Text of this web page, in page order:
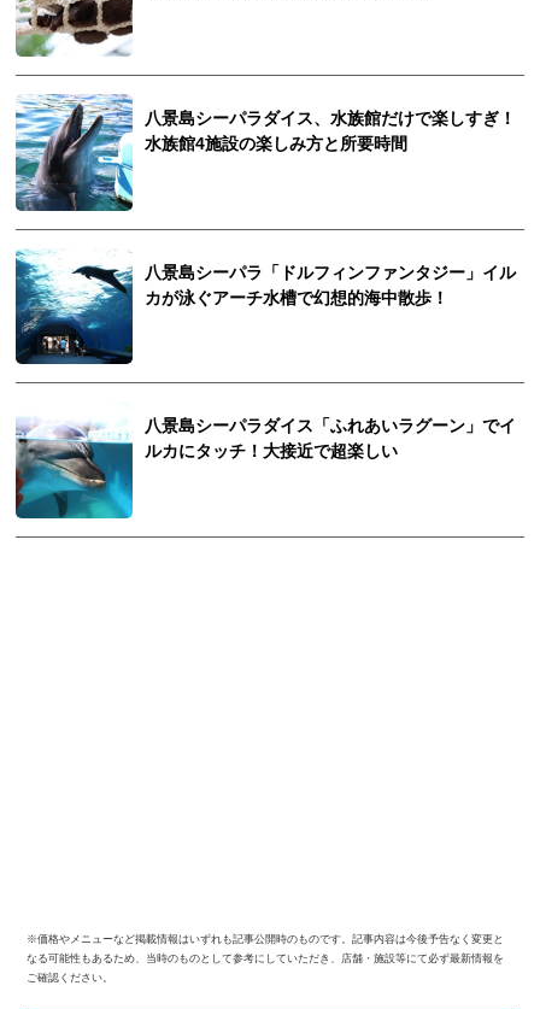
八景島シーパラダイス、水族館だけで楽しすぎ！
水族館4施設の楽しみ方と所要時間
八景島シーパラ「ドルフィンファンタジー」イル
カが泳ぐアーチ水槽で幻想的海中散歩！
八景島シーパラダイス「ふれあいラグーン」でイ
ルカにタッチ！大接近で超楽しい
※価格やメニューなど掲載情報はいずれも記事公開時のものです。記事内容は今後予告なく変更と
なる可能性もあるため、当時のものとして参考にしていただき、店舗・施設等にて必ず最新情報を
ご確認ください。